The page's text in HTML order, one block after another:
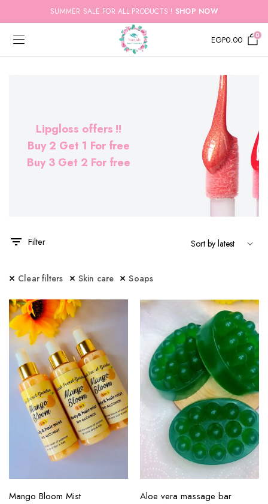
SUMMER SALE FOR ALL PRODUCTS ! SHOP NOW
EGP0.00 0
Lipgloss offers !!
Buy 2 Get 1 For free
Buy 3 Get 2 For free
Filter
Clear filters Skin care Soaps
Mango Bloom Mist
Aloe vera massage bar